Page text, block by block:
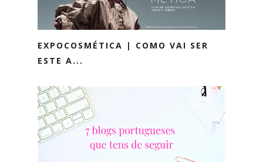
EXPOCOSMÉTICA | COMO VAI SER
ESTE A...